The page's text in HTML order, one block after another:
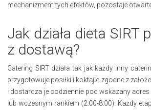
mechanizmem tych efektów, pozostaje
Jak działa dieta SIRT
z dostawą?
Catering SIRT działa tak jak każdy inny
przygotowuje posiłki i koktajle zgodne z
i dostarcza je codziennie pod wskazany
lub wczesnym rankiem (2:00-8:00). Każdy